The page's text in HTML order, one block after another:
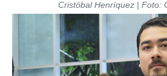
Cristóbal Henríquez | Foto: